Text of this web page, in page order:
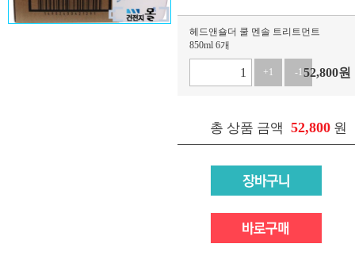
헤드앤숄더 쿨 멘솔 트리트먼트
850ml 6개
+1 -152,800원
총 상품 금액 52,800 원